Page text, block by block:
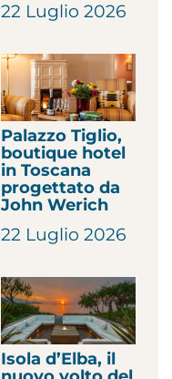
22 Luglio 2026
Palazzo Tiglio,
boutique hotel
in Toscana
progettato da
John Werich
22 Luglio 2026
Isola d’Elba, il